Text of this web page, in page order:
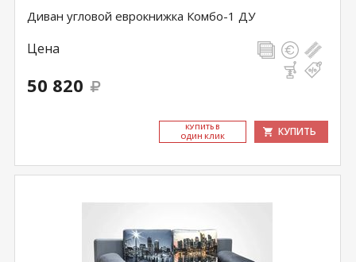
Диван угловой еврокнижка Комбо-1 ДУ
Цена
50 820
КУ­ПИТЬ В
ОДИН КЛИК
КУПИТЬ